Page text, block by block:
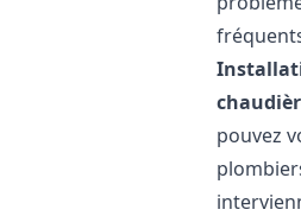
pouvez